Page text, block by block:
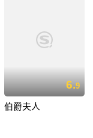
6.9
伯爵夫人